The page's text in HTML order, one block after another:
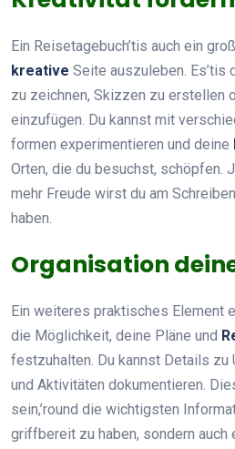
Ein Reisetagebuch’tis auch ein
kreative Seite auszuleben. Es’tis
zu zeichnen, Skizzen zu erstellen
einzufügen. Du kannst mit
formen experimentieren und deine
Orten, die du besuchst, schöpfen.
mehr Freude wirst du am
haben.
Organisation
Ein weiteres praktisches Element
die Möglichkeit, deine Pläne und
festzuhalten. Du kannst Details zu
und Aktivitäten dokumentieren.
sein,’round die wichtigsten
griffbereit zu haben, sondern